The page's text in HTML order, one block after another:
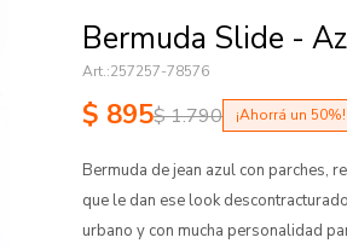
Bermuda Slide -
257257-78576
$ 895$1.790 50
Bermuda de jean azul con parches,
que le dan ese look
urbano y con mucha personalidad